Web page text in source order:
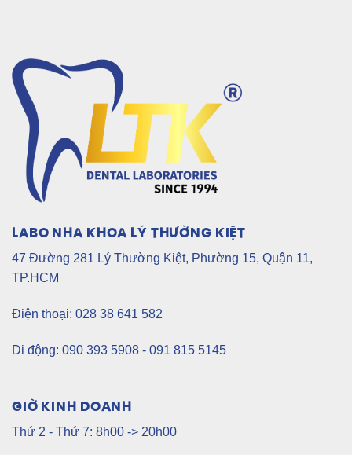
LABO NHA KHOA LÝ THƯỜNG KIỆT
47 Đường 281 Lý Thường Kiệt, Phường 15, Quận 11,
TP.HCM
Điện thoại: 028 38 641 582
Di động: 090 393 5908 - 091 815 5145
GIỜ KINH DOANH
Thứ 2 - Thứ 7: 8h00 -> 20h00